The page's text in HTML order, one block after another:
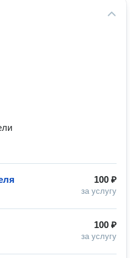
100 ₽
за услугу
100 ₽
за услугу